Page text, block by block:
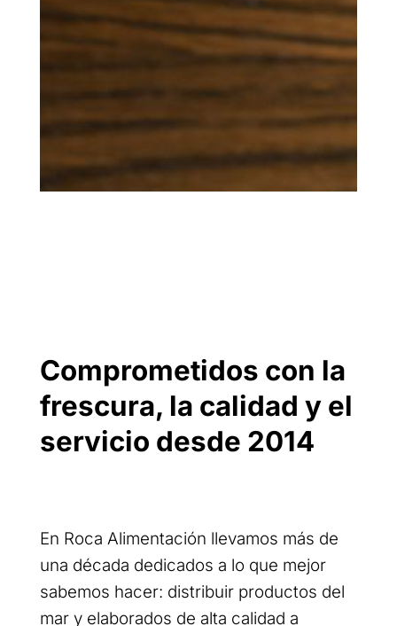
Comprometidos con la
frescura, la calidad y el
servicio desde 2014
En Roca Alimentación llevamos más de
una década dedicados a lo que mejor
sabemos hacer: distribuir productos del
mar y elaborados de alta calidad a